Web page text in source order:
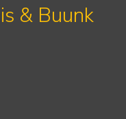
& Buunk